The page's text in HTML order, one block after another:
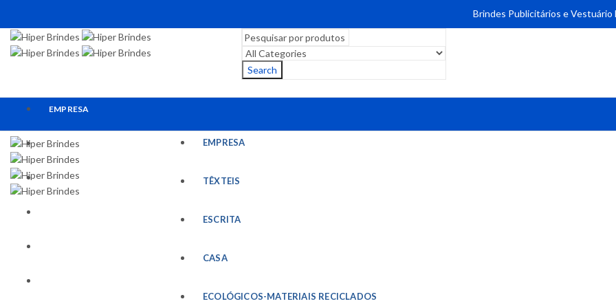
Brindes Publicitários e Vestuário
Search
EMPRESA
TÊXTEIS
ESCRITA
EMPRESA
TÊXTEIS
ESCRITA
CASA
ECOLÓGICOS-MATERIAIS RECICLADOS